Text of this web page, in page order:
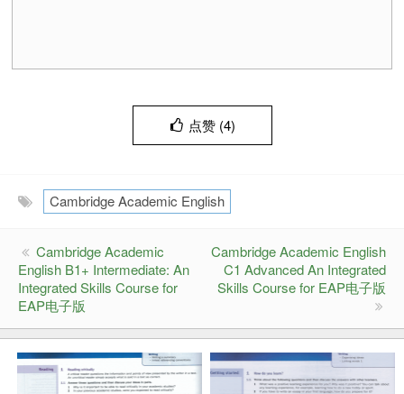
点赞 (4)
Cambridge Academic English
Cambridge Academic
English B1+ Intermediate: An
Integrated Skills Course for
EAP电子版
Cambridge Academic English
C1 Advanced An Integrated
Skills Course for EAP电子版